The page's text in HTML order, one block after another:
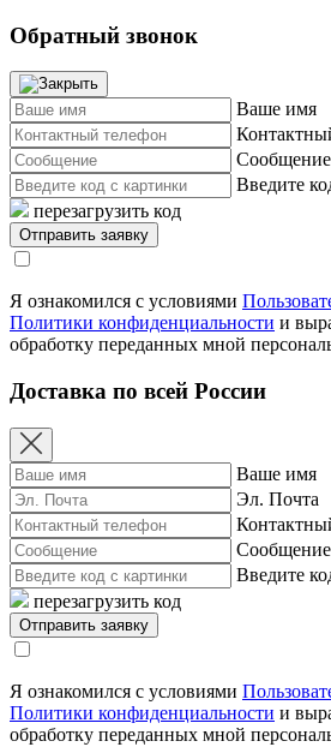
Обратный звонок
Ваше имя
Сообщение
Введите
перезагрузить код
Я ознакомился с условиями
Политики конфиденциальности и
обработку переданных мной
Доставка по всей России
Ваше имя
Эл. Почта
Сообщение
Введите
перезагрузить код
Я ознакомился с условиями
Политики конфиденциальности и
обработку переданных мной